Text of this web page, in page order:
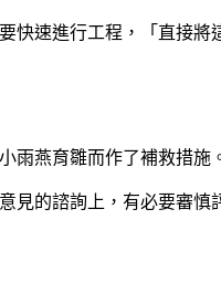
速進行工程，「直接
雨燕育雛而作了補救措施
見的諮詢上，有必要審慎